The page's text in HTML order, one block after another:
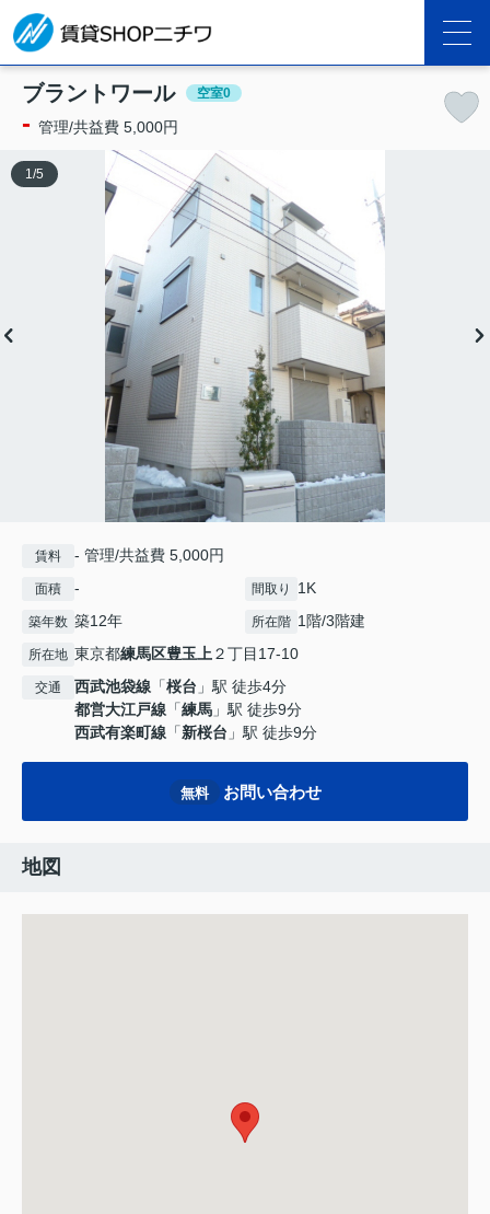
ブラントワール 空室0
- 管理/共益費 5,000円
1 /5
賃料 - 管理/共益費 5,000円
面積 - 間取り 1K
築年数 築12年 所在階 1階/3階建
所在地 東京都練馬区豊玉上 ２丁目17-10
交通 西武池袋線 「桜台 」駅 徒歩4分
都営大江戸線 「練馬 」駅 徒歩9分
西武有楽町線 「新桜台 」駅 徒歩9分
無料 お問い合わせ
地図